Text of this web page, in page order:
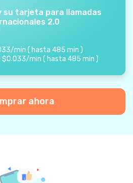
su tarjeta para llamadas
2.0
/min ( hasta 485 min )
$0.033/min ( hasta 485 min )
ahora